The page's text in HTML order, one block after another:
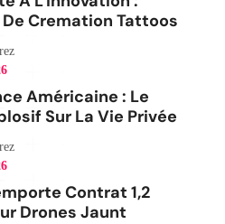
Cremation Tattoos
Américaine : Le
Sur La Vie Privée
Contrat 1,2
Drones Jaunt